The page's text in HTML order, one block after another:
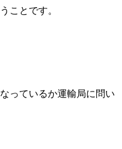
ことです。
っているか運輸局に問い